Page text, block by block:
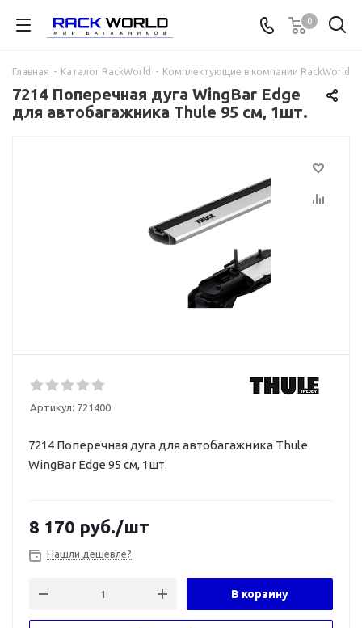
0
Главная - Каталог RackWorld - Комплектующие в компании RackWorld
7214 Поперечная дуга WingBar Edge
для автобагажника Thule 95 см, 1шт.
Артикул: 721400
7214 Поперечная дуга для автобагажника Thule
WingBar Edge 95 см, 1шт.
8 170 руб./шт
Нашли дешевле?
В корзину